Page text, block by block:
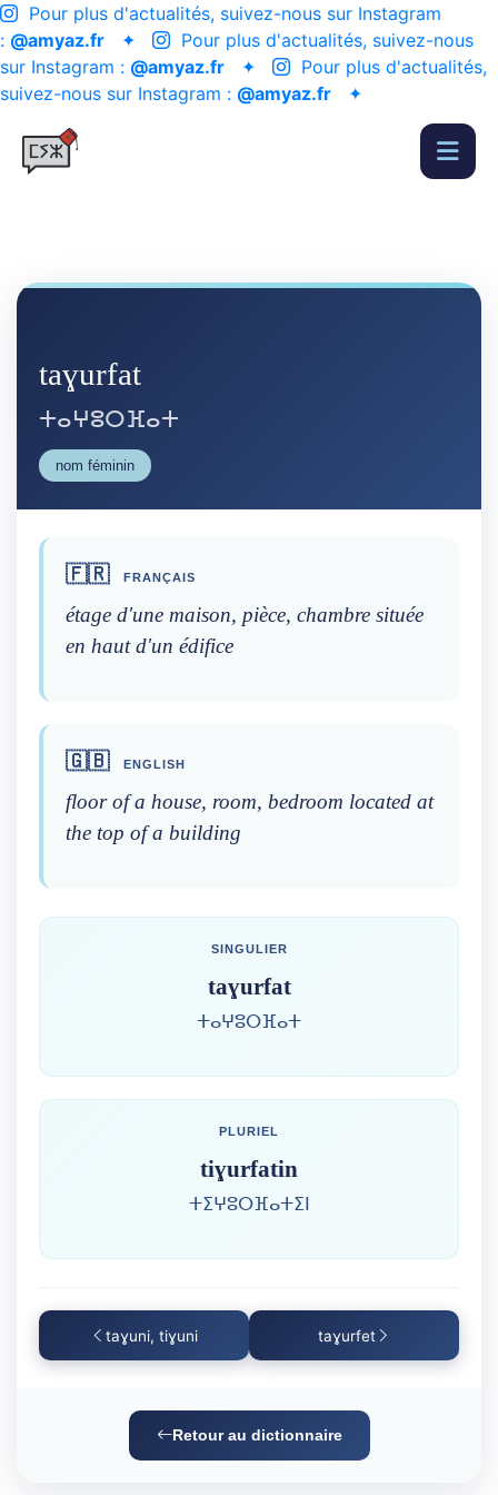
Pour plus d'actualités, suivez-nous sur Instagram
: @amyaz.fr ✦
Pour plus d'actualités, suivez-nous
sur Instagram : @amyaz.fr ✦
Pour plus d'actualités,
suivez-nous sur Instagram : @amyaz.fr ✦
taɣurfat
ⵜⴰⵖⵓⵔⴼⴰⵜ
nom féminin
🇫🇷 FRANÇAIS
étage d'une maison, pièce, chambre située
en haut d'un édifice
🇬🇧 ENGLISH
floor of a house, room, bedroom located at
the top of a building
SINGULIER
taɣurfat
ⵜⴰⵖⵓⵔⴼⴰⵜ
PLURIEL
tiɣurfatin
ⵜⵉⵖⵓⵔⴼⴰⵜⵉⵏ
taɣuni, tiɣuni taɣurfet
Retour au dictionnaire